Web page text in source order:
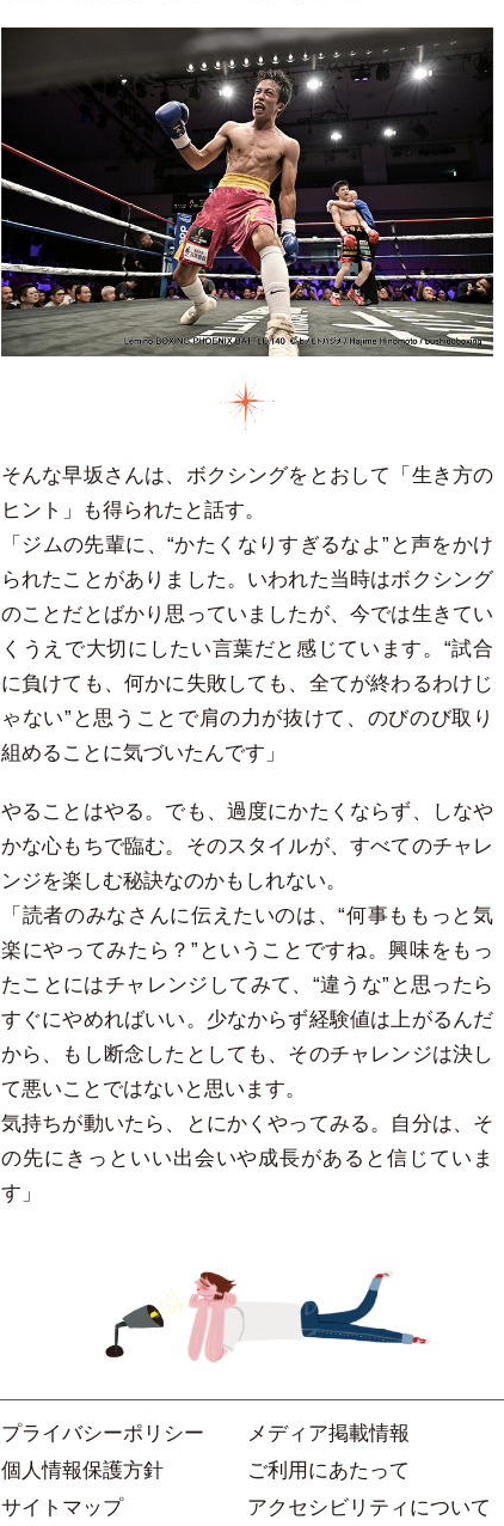
そんな早坂さんは、ボクシングをとおして「生き方の
ヒント」も得られたと話す。
「ジムの先輩に、“かたくなりすぎるなよ”と声をかけ
られたことがありました。いわれた当時はボクシング
のことだとばかり思っていましたが、今では生きてい
くうえで大切にしたい言葉だと感じています。“試合
に負けても、何かに失敗しても、全てが終わるわけじ
ゃない”と思うことで肩の力が抜けて、のびのび取り
組めることに気づいたんです」
やることはやる。でも、過度にかたくならず、しなや
かな心もちで臨む。そのスタイルが、すべてのチャレ
ンジを楽しむ秘訣なのかもしれない。
「読者のみなさんに伝えたいのは、“何事ももっと気
楽にやってみたら？”ということですね。興味をもっ
たことにはチャレンジしてみて、“違うな”と思ったら
すぐにやめればいい。少なからず経験値は上がるんだ
から、もし断念したとしても、そのチャレンジは決し
て悪いことではないと思います。
気持ちが動いたら、とにかくやってみる。自分は、そ
の先にきっといい出会いや成長があると信じていま
す」
プライバシーポリシー
個人情報保護方針
サイトマップ
メディア掲載情報
ご利用にあたって
アクセシビリティについて